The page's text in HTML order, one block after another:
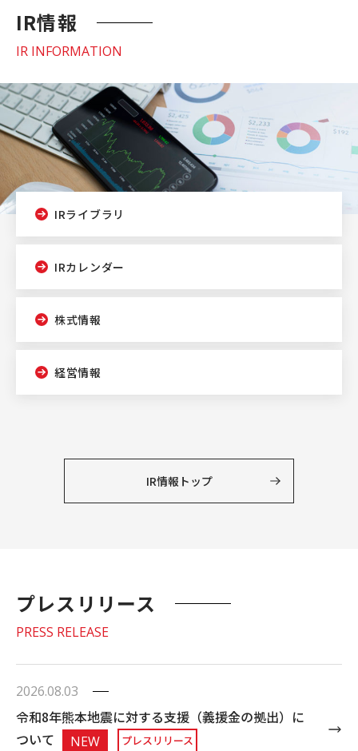
IR情報
IR INFORMATION
IRライブラリ
IRカレンダー
株式情報
経営情報
IR情報トップ
プレスリリース
PRESS RELEASE
2026.08.03
令和8年熊本地震に対する支援（義援金の拠出）に
ついて
NEW プレスリリース